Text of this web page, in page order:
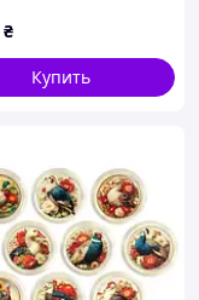
₴
Купить